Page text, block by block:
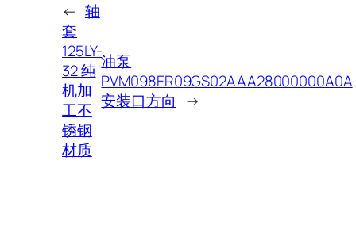
← 轴
套
125LY-
32 纯
机加
工不
锈钢
材质
油泵
PVM098ER09GS02AAA28000000A0A
安装口方向
→